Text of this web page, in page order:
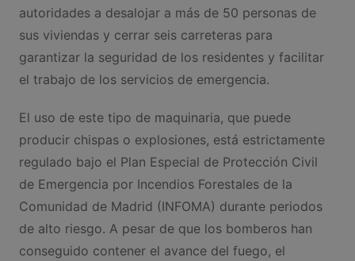
autoridades a desalojar a más de 50 personas de
sus viviendas y cerrar seis carreteras para
garantizar la seguridad de los residentes y facilitar
el trabajo de los servicios de emergencia.
El uso de este tipo de maquinaria, que puede
producir chispas o explosiones, está estrictamente
regulado bajo el Plan Especial de Protección Civil
de Emergencia por Incendios Forestales de la
Comunidad de Madrid (INFOMA) durante periodos
de alto riesgo. A pesar de que los bomberos han
conseguido contener el avance del fuego, el